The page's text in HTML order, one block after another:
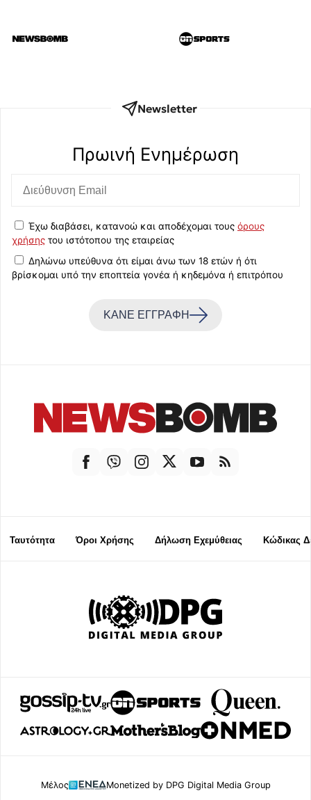
Newsletter
Πρωινή Eνημέρωση
Έχω διαβάσει, κατανοώ και αποδέχομαι τους όρους
χρήσης του ιστότοπου της εταιρείας
Δηλώνω υπεύθυνα ότι είμαι άνω των 18 ετών ή ότι
βρίσκομαι υπό την εποπτεία γονέα ή κηδεμόνα ή επιτρόπου
ΚΑΝΕ ΕΓΓΡΑΦΗ
Ταυτότητα Όροι Χρήσης Δήλωση Εχεμύθειας Κώδικας
Μέλος Monetized by DPG Digital Media Group